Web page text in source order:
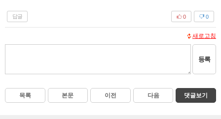
답글 0
0
새로고침
등록
목록 본문 이전 다음 댓글보기